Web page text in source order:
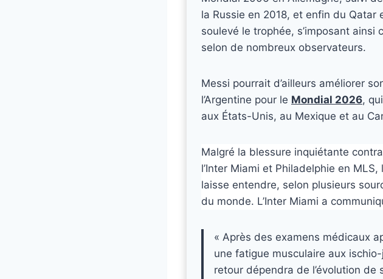
la Russie en 2018, et enfin du
soulevé le trophée, s’imposant ainsi
selon de nombreux observateurs.
Messi pourrait d’ailleurs améliorer
l’Argentine pour le Mondial 2026,
aux États-Unis, au Mexique et au
Malgré la blessure inquiétante
l’Inter Miami et Philadelphie en
laisse entendre, selon plusieurs
du monde. L’Inter Miami a
« Après des examens médicaux
une fatigue musculaire aux
retour dépendra de l’évolution